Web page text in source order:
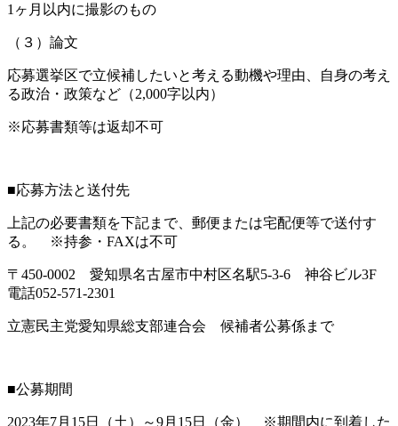
1ヶ月以内に撮影のもの
（３）論文
応募選挙区で立候補したいと考える動機や理由、自身の考え
る政治・政策など（2,000字以内）
※応募書類等は返却不可
■応募方法と送付先
上記の必要書類を下記まで、郵便または宅配便等で送付す
る。 ※持参・FAXは不可
〒450-0002 愛知県名古屋市中村区名駅5-3-6 神谷ビル3F
電話052-571-2301
立憲民主党愛知県総支部連合会 候補者公募係まで
■公募期間
2023年7月15日（土）～9月15日（金） ※期間内に到着した